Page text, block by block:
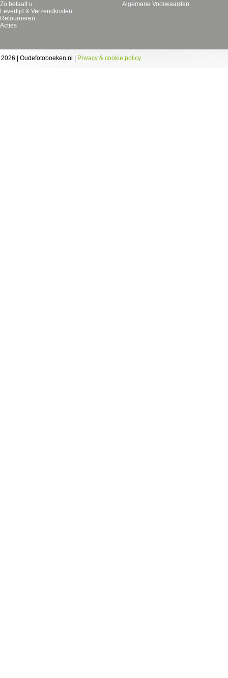
Zo betaalt u
Levertijd & Verzendkosten
Retourneren
Acties
Algemene Voorwaarden
| Oudefotoboeken.nl | Privacy & cookie policy